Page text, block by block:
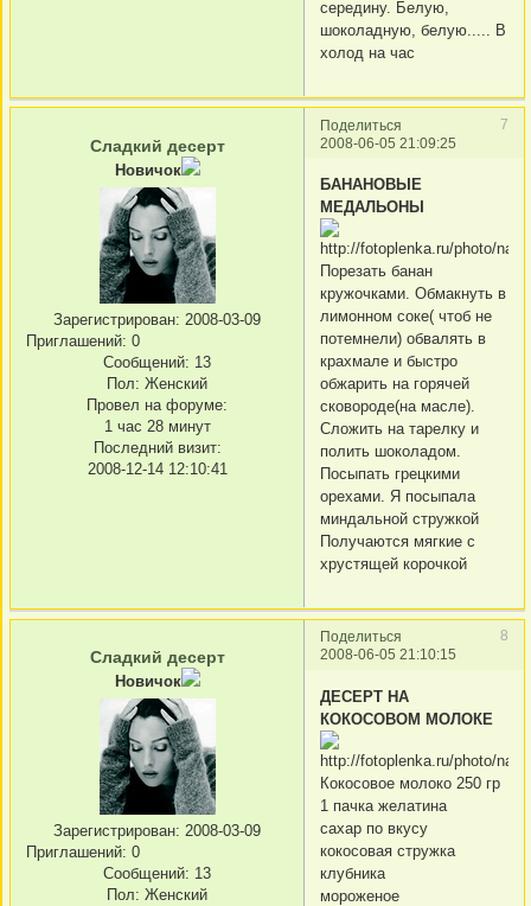
середину. Белую,
шоколадную, белую..... В
холод на час
Поделиться
7
2008-06-05 21:09:25
Сладкий десерт
Новичок
Зарегистрирован: 2008-03-09
Приглашений: 0
Сообщений: 13
Пол: Женский
Провел на форуме:
1 час 28 минут
Последний визит:
2008-12-14 12:10:41
БАНАНОВЫЕ
МЕДАЛЬОНЫ
Порезать банан
кружочками. Обмакнуть в
лимонном соке( чтоб не
потемнели) обвалять в
крахмале и быстро
обжарить на горячей
сковороде(на масле).
Сложить на тарелку и
полить шоколадом.
Посыпать грецкими
орехами. Я посыпала
миндальной стружкой
Получаются мягкие с
хрустящей корочкой
Поделиться
8
2008-06-05 21:10:15
Сладкий десерт
Новичок
Зарегистрирован: 2008-03-09
Приглашений: 0
Сообщений: 13
Пол: Женский
ДЕСЕРТ НА
КОКОСОВОМ МОЛОКЕ
Кокосовое молоко 250 гр
1 пачка желатина
сахар по вкусу
кокосовая стружка
клубника
мороженое